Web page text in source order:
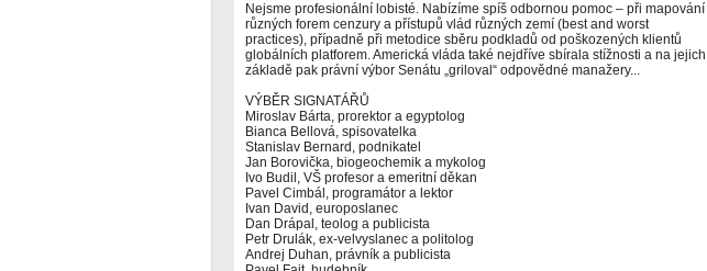
Nejsme profesionální lobisté. Nabízíme spíš odbornou pomoc – při mapování
různých forem cenzury a přístupů vlád různých zemí (best and worst
practices), případně při metodice sběru podkladů od poškozených klientů
globálních platforem. Americká vláda také nejdříve sbírala stížnosti a na jejich
základě pak právní výbor Senátu „griloval“ odpovědné manažery...
VÝBĚR SIGNATÁŘŮ
Miroslav Bárta, prorektor a egyptolog
Bianca Bellová, spisovatelka
Stanislav Bernard, podnikatel
Jan Borovička, biogeochemik a mykolog
Ivo Budil, VŠ profesor a emeritní děkan
Pavel Cimbál, programátor a lektor
Ivan David, europoslanec
Dan Drápal, teolog a publicista
Petr Drulák, ex-velvyslanec a politolog
Andrej Duhan, právník a publicista